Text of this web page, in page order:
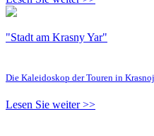
"Stadt am Krasny Yar"
Die Kaleidoskop der Touren in
Lesen Sie weiter >>